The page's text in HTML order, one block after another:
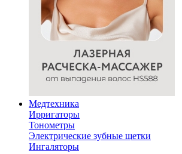
Медтехника
Ирригаторы
Тонометры
Электрические зубные щетки
Ингаляторы